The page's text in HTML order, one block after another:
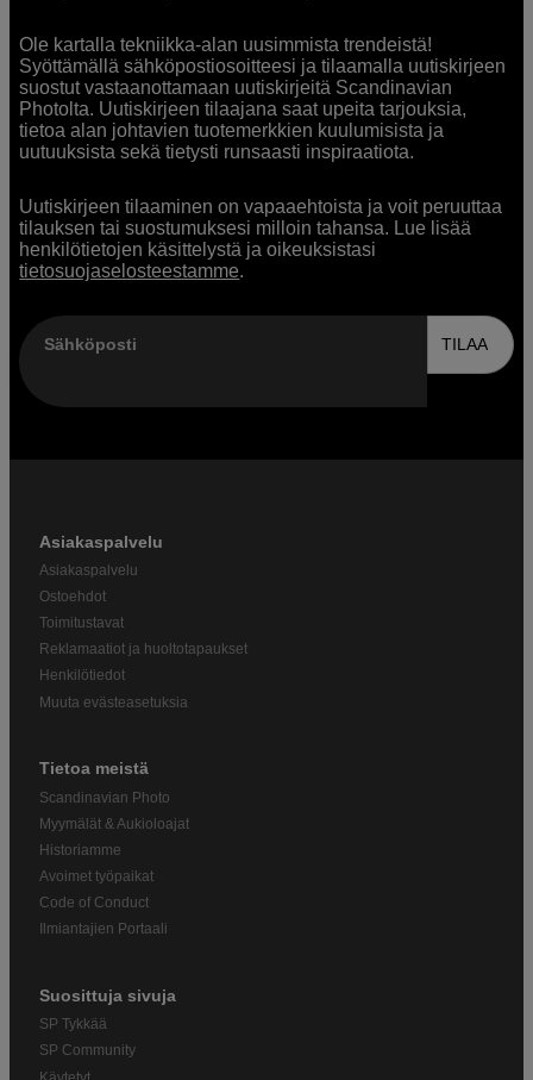
Ole kartalla tekniikka-alan uusimmista trendeistä!
Syöttämällä sähköpostiosoitteesi ja tilaamalla uutiskirjeen
suostut vastaanottamaan uutiskirjeitä Scandinavian
Photolta. Uutiskirjeen tilaajana saat upeita tarjouksia,
tietoa alan johtavien tuotemerkkien kuulumisista ja
uutuuksista sekä tietysti runsaasti inspiraatiota.
Uutiskirjeen tilaaminen on vapaaehtoista ja voit peruuttaa
tilauksen tai suostumuksesi milloin tahansa. Lue lisää
henkilötietojen käsittelystä ja oikeuksistasi
tietosuojaselosteestamme.
Sähköposti TILAA
Asiakaspalvelu
Asiakaspalvelu
Ostoehdot
Toimitustavat
Reklamaatiot ja huoltotapaukset
Henkilötiedot
Muuta evästeasetuksia
Tietoa meistä
Scandinavian Photo
Myymälät & Aukioloajat
Historiamme
Avoimet työpaikat
Code of Conduct
Ilmiantajien Portaali
Suosittuja sivuja
SP Tykkää
SP Community